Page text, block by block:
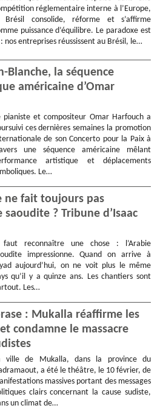
réglementaire interne à l’Europe,
Brésil consolide, réforme et s’affirme
puissance d’équilibre. Le paradoxe est
nos entreprises réussissent au Brésil, le…
Blanche, la séquence
américaine d’Omar
pianiste et compositeur Omar Harfouch a
ces dernières semaines la promotion
de son Concerto pour la Paix à
une séquence américaine mêlant
artistique et déplacements
Le…
ne fait toujours pas
saoudite ? Tribune d’Isaac
reconnaître une chose : l’Arabie
impressionne. Quand on arrive à
aujourd’hui, on ne voit plus le même
qu’il y a quinze ans. Les chantiers sont
Les…
: Mukalla réaffirme les
condamne le massacre
ville de Mukalla, dans la province du
a été le théâtre, le 10 février, de
massives portant des messages
clairs concernant la cause sudiste,
un climat de…